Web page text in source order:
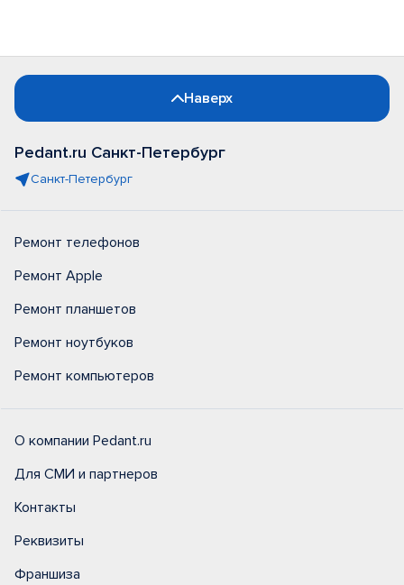
Наверх
Pedant.ru Санкт-Петербург
Санкт-Петербург
Ремонт телефонов
Ремонт Apple
Ремонт планшетов
Ремонт ноутбуков
Ремонт компьютеров
О компании Pedant.ru
Для СМИ и партнеров
Контакты
Реквизиты
Франшиза